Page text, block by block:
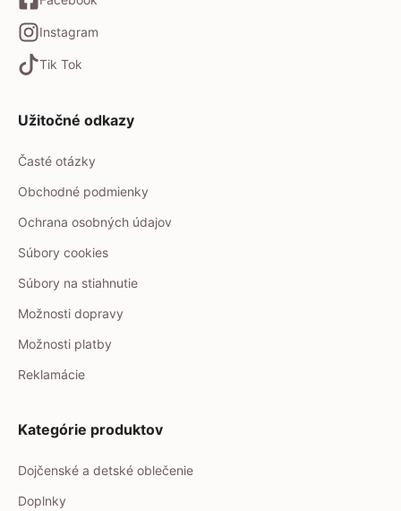
Instagram
Tik Tok
Užitočné odkazy
Časté otázky
Obchodné podmienky
Ochrana osobných údajov
Súbory cookies
Súbory na stiahnutie
Možnosti dopravy
Možnosti platby
Reklamácie
Kategórie produktov
Dojčenské a detské oblečenie
Doplnky